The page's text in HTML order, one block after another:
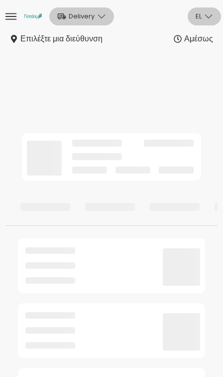
Αρχική
Delivery EL
Επιλέξτε μια διεύθυνση Αμέσως